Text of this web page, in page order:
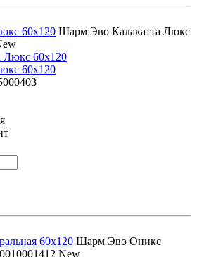
60x120 Шарм Эво Калакатта Люкс
60x120
60x120 Шарм Эво Оникс
New